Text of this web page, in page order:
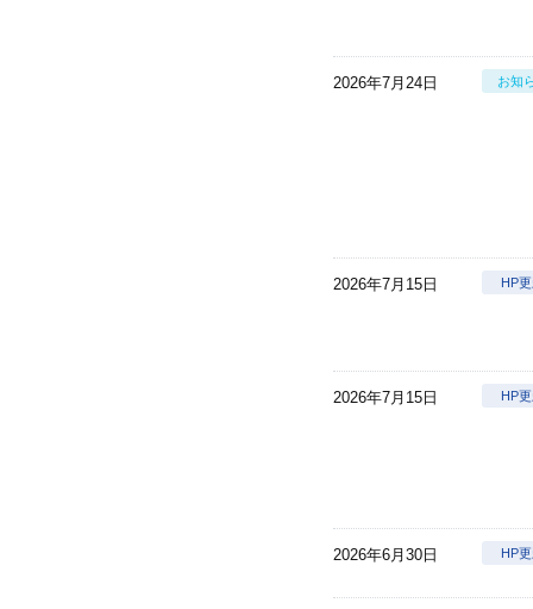
2026年7月24日 お知
2026年7月15日 HP
2026年7月15日 HP
2026年6月30日 HP